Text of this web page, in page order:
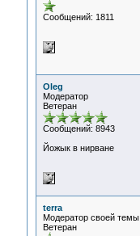
Сообщений: 1811
Oleg
Модератор
Ветеран
Сообщений: 8943
Йожык в нирване
terra
Модератор своей темы
Ветеран